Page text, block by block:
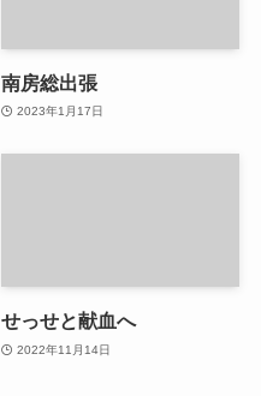
南房総出張
2023年1月17日
せっせと献血へ
2022年11月14日